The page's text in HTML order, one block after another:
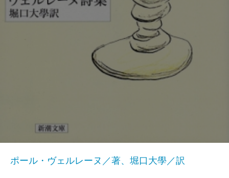
ポール・ヴェルレーヌ／著、堀口大學／訳